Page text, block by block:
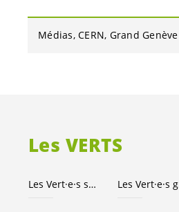
Médias CERN Grand Genève
Les VERTS
Les Vert·e·s suisses Les Vert·e·s genevois·es